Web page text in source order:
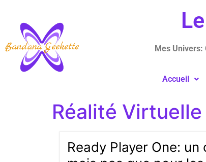
Mes
Accueil
Réalité Virtuelle
Ready Player One: un